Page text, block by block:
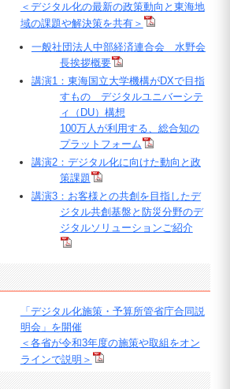
＜デジタル化の最新の政策動向と東海地
域の課題や解決策を共有＞
一般社団法人中部経済連合会 水野会
長挨拶概要
講演1：東海国立大学機構がDXで目指
すもの デジタルユニバーシテ
ィ（DU）構想
100万人が利用する、総合知の
プラットフォーム
講演2：デジタル化に向けた動向と政
策課題
講演3：お客様との共創を目指したデ
ジタル共創基盤と防災分野のデ
ジタルソリューションご紹介
「デジタル化施策・予算所管省庁合同説
明会」を開催
＜各省が令和3年度の施策や取組をオン
ラインで説明＞